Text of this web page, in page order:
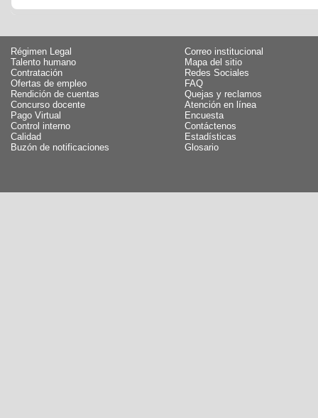
Régimen Legal
Talento humano
Contratación
Ofertas de empleo
Rendición de cuentas
Concurso docente
Pago Virtual
Control interno
Calidad
Buzón de notificaciones
Correo institucional
Mapa del sitio
Redes Sociales
FAQ
Quejas y reclamos
Atención en línea
Encuesta
Contáctenos
Estadísticas
Glosario